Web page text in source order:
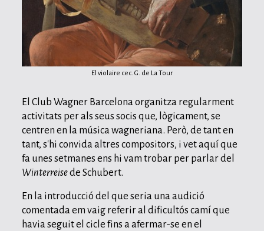
El violaire cec. G. de La Tour
El Club Wagner Barcelona organitza regularment
activitats per als seus socis que, lògicament, se
centren en la música wagneriana. Però, de tant en
tant, s'hi convida altres compositors, i vet aquí que
fa unes setmanes ens hi vam trobar per parlar del
Winterreisede Schubert.
En la introducció del que seria una audició
comentada em vaig referir al dificultós camí que
havia seguit el cicle fins a afermar-se en el